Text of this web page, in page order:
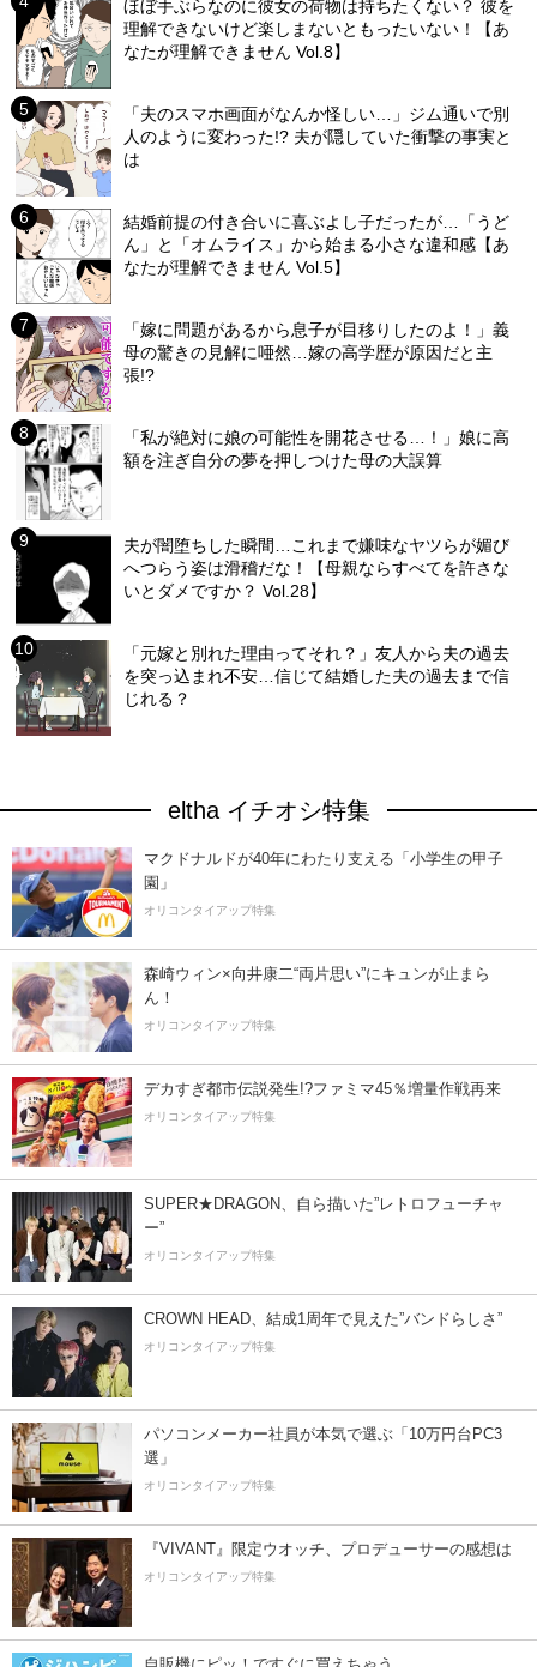
ほぼ手ぶらなのに彼女の荷物は持ちたくない？ 彼を
理解できないけど楽しまないともったいない！【あ
なたが理解できません Vol.8】
「夫のスマホ画面がなんか怪しい…」ジム通いで別
人のように変わった!? 夫が隠していた衝撃の事実と
は
結婚前提の付き合いに喜ぶよし子だったが…「うど
ん」と「オムライス」から始まる小さな違和感【あ
なたが理解できません Vol.5】
「嫁に問題があるから息子が目移りしたのよ！」義
母の驚きの見解に唖然…嫁の高学歴が原因だと主
張!?
「私が絶対に娘の可能性を開花させる…！」娘に高
額を注ぎ自分の夢を押しつけた母の大誤算
夫が闇堕ちした瞬間…これまで嫌味なヤツらが媚び
へつらう姿は滑稽だな！【母親ならすべてを許さな
いとダメですか？ Vol.28】
「元嫁と別れた理由ってそれ？」友人から夫の過去
を突っ込まれ不安…信じて結婚した夫の過去まで信
じれる？
eltha イチオシ特集
マクドナルドが40年にわたり支える「小学生の甲子
園」
オリコンタイアップ特集
森崎ウィン×向井康二“両片思い”にキュンが止まら
ん！
オリコンタイアップ特集
デカすぎ都市伝説発生!?ファミマ45％増量作戦再来
オリコンタイアップ特集
SUPER★DRAGON、自ら描いた”レトロフューチャ
ー”
オリコンタイアップ特集
CROWN HEAD、結成1周年で見えた”バンドらしさ”
オリコンタイアップ特集
パソコンメーカー社員が本気で選ぶ「10万円台PC3
選」
オリコンタイアップ特集
『VIVANT』限定ウオッチ、プロデューサーの感想は
オリコンタイアップ特集